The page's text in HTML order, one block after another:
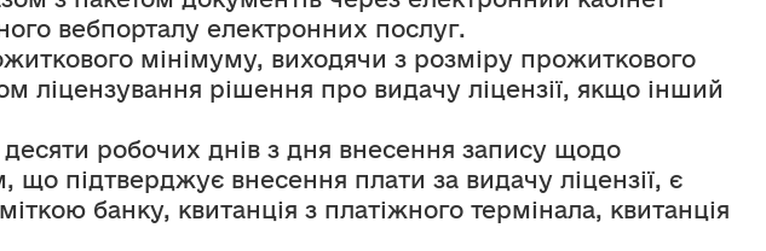
вебпорталу електронних послуг.
мінімуму, виходячи з розміру прожиткового
ліцензування рішення про видачу ліцензії, якщо інший
десяти робочих днів з дня внесення запису щодо
що підтверджує внесення плати за видачу ліцензії, є
банку, квитанція з платіжного термінала, квитанція